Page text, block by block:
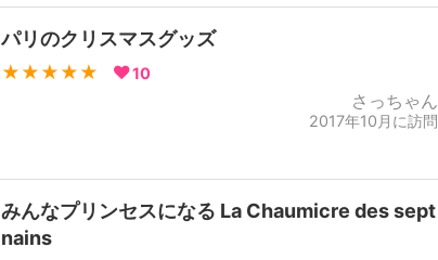
パリのクリスマスグッズ
★★★★★ 10
さっちゃん
2017年10月に訪問
みんなプリンセスになる La Chaumicre des sept
nains